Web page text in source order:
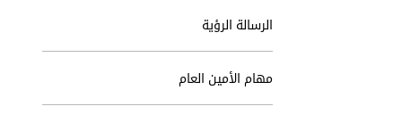
الرسالة الرؤية
مهام الأمين العام